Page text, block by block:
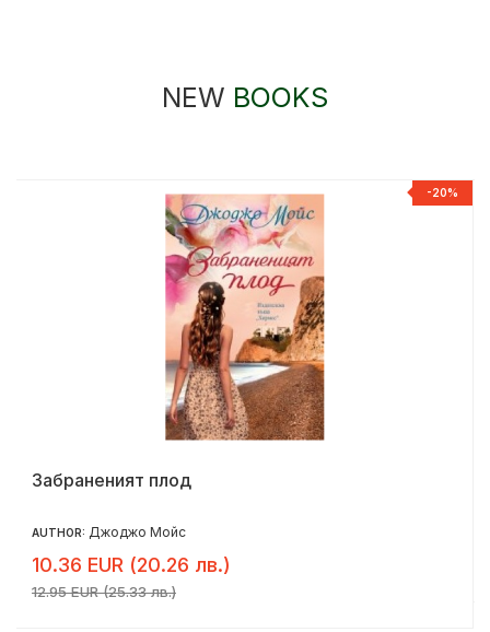
NEW BOOKS
-20%
Забраненият плод
AUTHOR: Джоджо Мойс
10.36 EUR (20.26 лв.)
12.95 EUR (25.33 лв.)